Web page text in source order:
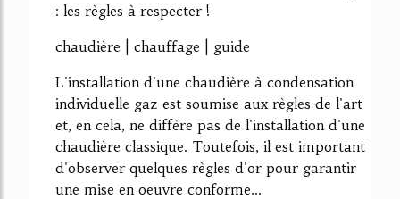
: les règles à respecter !
chaudière | chauffage | guide
L'installation d'une chaudière à condensation
individuelle gaz est soumise aux règles de l'art
et, en cela, ne diffère pas de l'installation d'une
chaudière classique. Toutefois, il est important
d'observer quelques règles d'or pour garantir
une mise en oeuvre conforme...